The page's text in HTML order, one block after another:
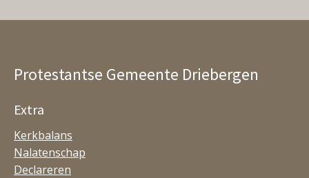
Protestantse Gemeente Driebergen
Extra
Kerkbalans
Nalatenschap
Declareren